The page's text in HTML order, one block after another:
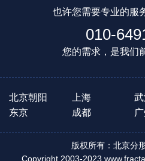
也许您需要专业的服
010-
您的需求，是我们
北京朝阳 上海 武
东京
成都
版权所有：北京分
Copyright 2003-2023